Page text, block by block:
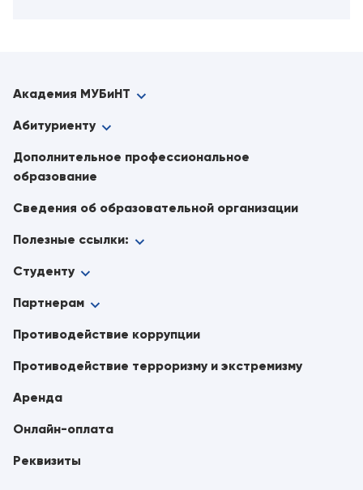
Академия МУБиНТ
Абитуриенту
Дополнительное профессиональное
образование
Сведения об образовательной организации
Полезные ссылки:
Студенту
Партнерам
Противодействие коррупции
Противодействие терроризму и экстремизму
Аренда
Онлайн-оплата
Реквизиты